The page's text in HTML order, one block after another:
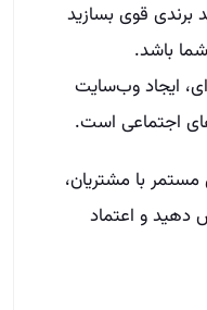
برندی قوی بسازید
باشد.
ایجاد وب‌سایت
اجتماعی است.
مستمر با مشتریان،
دهید و اعتماد